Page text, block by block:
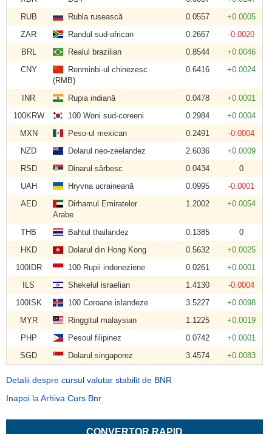
RUB
Rubla rusească 0.0557
+0.0005
ZAR
Randul sud-african 0.2667
-0.0020
BRL
Realul brazilian 0.8544
+0.0046
CNY
Renminbi-ul chinezesc
(RMB)
0.6416 +0.0024
INR Rupia indiană 0.0478
+0.0001
100KRW
100 Woni sud-coreeni 0.2984
+0.0004
MXN
Peso-ul mexican 0.2491
-0.0004
NZD
Dolarul neo-zeelandez 2.6036
+0.0009
RSD
Dinarul sârbesc 0.0434
0
UAH
Hryvna ucraineană 0.0995
-0.0001
AED
Dirhamul Emiratelor
Arabe
1.2002 +0.0054
THB Bahtul thailandez 0.1385
0
HKD
Dolarul din Hong Kong 0.5632
+0.0025
100IDR
100 Rupii indoneziene 0.0261
+0.0001
ILS
Shekelul israelian 1.4130
-0.0004
100ISK
100 Coroane islandeze 3.5227
+0.0098
MYR
Ringgitul malaysian 1.1225
+0.0019
PHP
Pesoul filipinez 0.0742
+0.0001
SGD
Dolarul singaporez 3.4574 +0.0083
Detalii despre cursul valutar stabilit de BNR
Inapoi la Arhiva Curs Bnr
CONVERTOR RAPID